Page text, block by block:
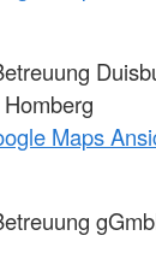
Maps